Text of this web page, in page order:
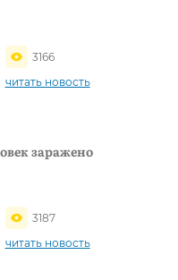
3166
читать новость
заражено
3187
читать новость